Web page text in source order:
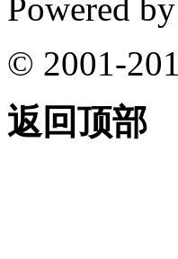
Powered by
© 2001-
返回顶部